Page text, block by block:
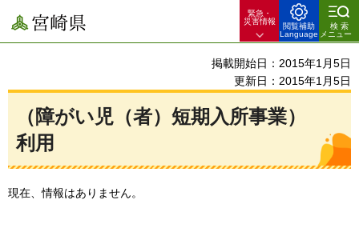
宮崎県
緊急・
災害情報
閲覧補助
Language
検索
メニュー
掲載開始日：2015年1月5日
更新日：2015年1月5日
（障がい児（者）短期入所事業）
利用
現在、情報はありません。